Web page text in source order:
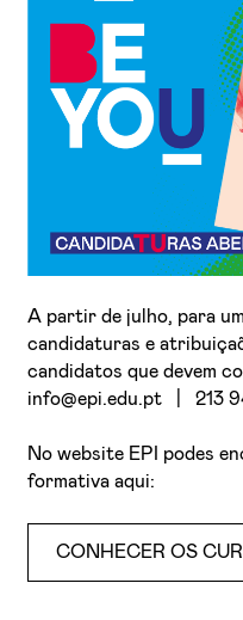
A partir de julho, para
candidaturas e
candidatos que devem
info@epi.edu.pt | 213
No website EPI podes
formativa aqui:
CONHECER OS